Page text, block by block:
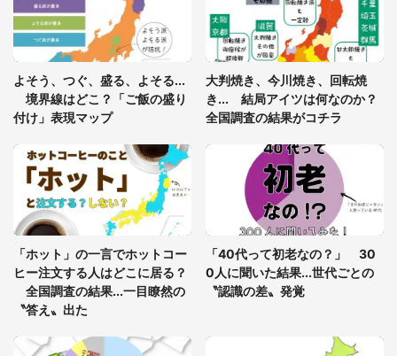
グっちゃってた〝野生の野菜〟に6.5万人戦慄
「閉所恐怖症の私は新幹線で大パニック。隣席の青
年に『手を繋いで』とお願いしたら...」 体験談に
8万人感動
7万人驚がく 「お菓子売り場ならまだしも...」「ハ
ードル高い」
あまりにも四角すぎる猫、激写される 「これもう
座布団だろ」「食パンの耳」と1.4万人困惑
よそう、つぐ、盛る、よそる...
境界線はどこ？「ご飯の盛り
付け」表現マップ
大判焼き、今川焼き、回転焼
き... 結局アイツは何なのか？
全国調査の結果がコチラ
「ホット」の一言でホットコー
ヒー注文する人はどこに居る？
全国調査の結果...一目瞭然の
〝答え〟出た
「40代って初老なの？」 30
0人に聞いた結果...世代ごとの
〝認識の差〟発覚